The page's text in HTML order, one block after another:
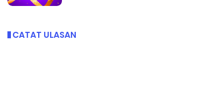
CATAT ULASAN